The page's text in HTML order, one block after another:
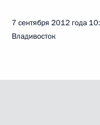
7 сентября 2012 года
Владивосток